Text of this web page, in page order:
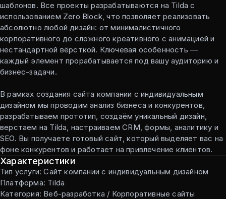
шаблонов. Все проекты разрабатываются на Tilda с
использованием Zero Block, что позволяет реализовать
абсолютно любой дизайн: от минималистичного
корпоративного до сложного креативного с анимацией и
нестандартной вёрсткой. Ключевая особенность —
каждый элемент прорабатывается под вашу аудиторию и
бизнес-задачи.
В рамках создания сайта компании с индивидуальным
дизайном мы проводим анализ бизнеса и конкурентов,
разрабатываем прототип, создаём уникальный дизайн,
верстаем на Tilda, настраиваем CRM, формы, аналитику и
SEO. Вы получаете готовый сайт, который выделяет вас на
фоне конкурентов и работает на привлечение клиентов.
Характеристики
Тип услуги: Сайт компании с индивидуальным дизайном
Платформа: Tilda
Категория: Веб-разработка / Корпоративные сайты